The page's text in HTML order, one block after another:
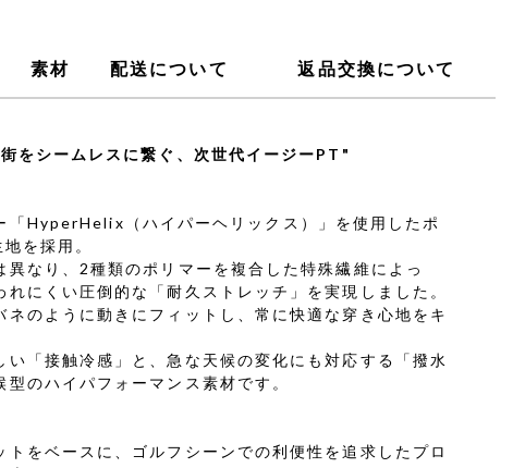
素材 配送について 返品交換について
をシームレスに繋ぐ、次世代イージーPT"
「HyperHelix（ハイパーヘリックス）」を使用したポ
を採用。
なり、2種類のポリマーを複合した特殊繊維によっ
にくい圧倒的な「耐久ストレッチ」を実現しました。
のように動きにフィットし、常に快適な穿き心地をキ
い「接触冷感」と、急な天候の変化にも対応する「撥水
のハイパフォーマンス素材です。
トをベースに、ゴルフシーンでの利便性を追求したプロ